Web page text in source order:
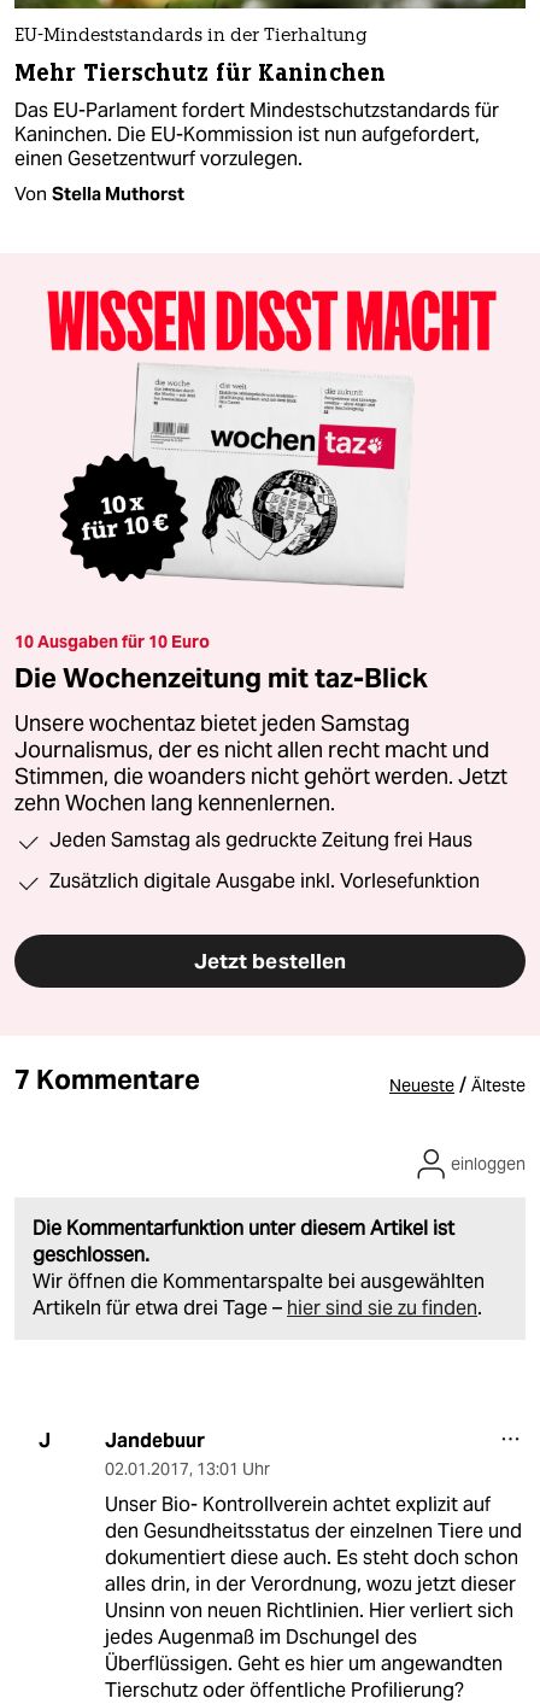
EU-Mindeststandards in der Tierhaltung
Mehr Tierschutz für Kaninchen
Das EU-Parlament fordert Mindestschutzstandards für
Kaninchen. Die EU-Kommission ist nun aufgefordert,
einen Gesetzentwurf vorzulegen.
Von Stella Muthorst
10 Ausgaben für 10 Euro
Die Wochenzeitung mit taz-Blick
Unsere wochentaz bietet jeden Samstag
Journalismus, der es nicht allen recht macht und
Stimmen, die woanders nicht gehört werden. Jetzt
zehn Wochen lang kennenlernen.
Jeden Samstag als gedruckte Zeitung frei Haus
Zusätzlich digitale Ausgabe inkl. Vorlesefunktion
Jetzt bestellen
7 Kommentare Neueste / Älteste
Die Kommentarfunktion unter diesem Artikel ist
geschlossen.
Wir öffnen die Kommentarspalte bei ausgewählten
Artikeln für etwa drei Tage – hier sind sie zu finden.
einloggen
J Jandebuur
02.01.2017, 13:01 Uhr
Unser Bio- Kontrollverein achtet explizit auf
den Gesundheitsstatus der einzelnen Tiere und
dokumentiert diese auch. Es steht doch schon
alles drin, in der Verordnung, wozu jetzt dieser
Unsinn von neuen Richtlinien. Hier verliert sich
jedes Augenmaß im Dschungel des
Überflüssigen. Geht es hier um angewandten
Tierschutz oder öffentliche Profilierung?